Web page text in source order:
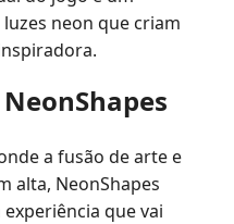
neon que criam
a fusão de arte e
alta, NeonShapes
que vai